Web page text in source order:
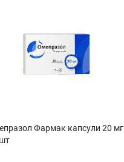
Фармак капсули 20 мг